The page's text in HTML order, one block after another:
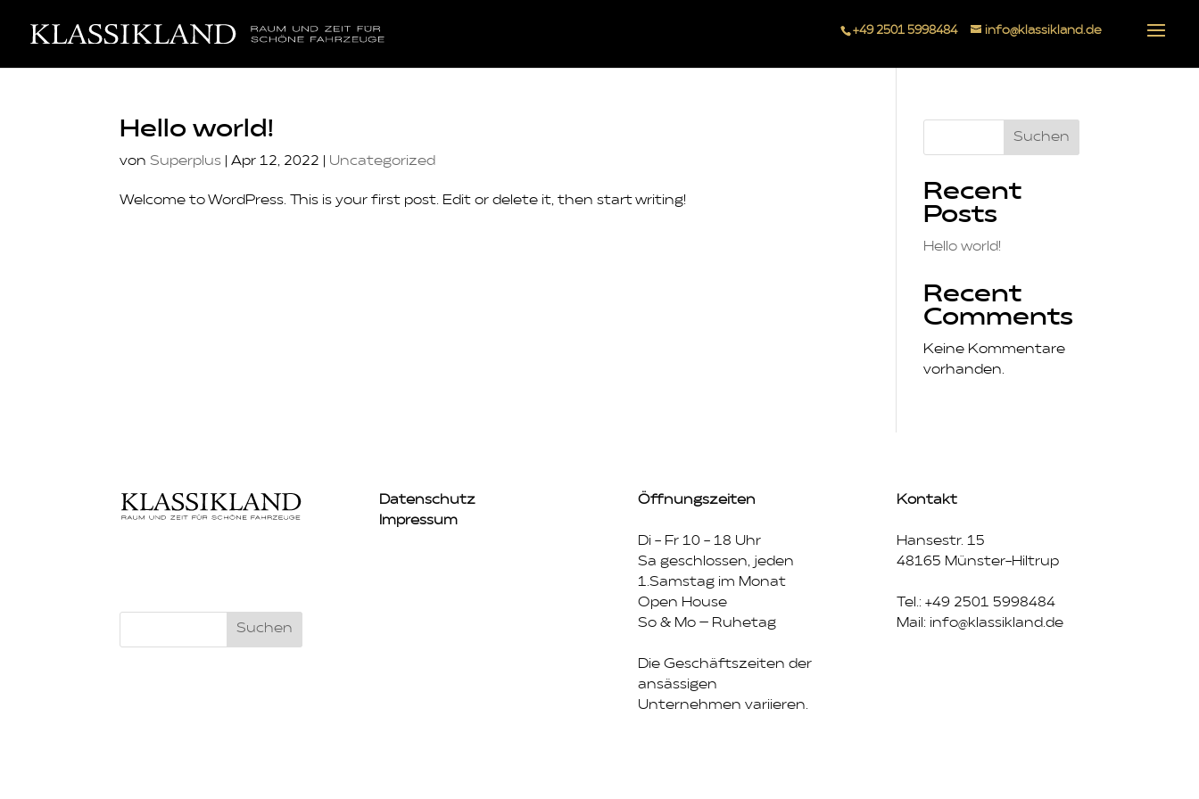
+49 2501 5998484 info@klassikland.de
Hello world!
vonSuperplus |Apr 12, 2022 Uncategorized
Welcome to WordPress. This is your first post. Edit or delete it, then start writing!
Suchen
Recent
Posts
Hello world!
Recent
Comments
Keine Kommentare
vorhanden.
Suchen
Datenschutz
Impressum
Öffnungszeiten
Di - Fr 10 - 18 Uhr
Sa geschlossen, jeden
1.Samstag im Monat
Open House
So & Mo – Ruhetag
Die Geschäftszeiten der
ansässigen
Unternehmen variieren.
Kontakt
Hansestr. 15
48165 Münster-Hiltrup
Tel.: +49 2501 5998484
Mail: info@klassikland.de